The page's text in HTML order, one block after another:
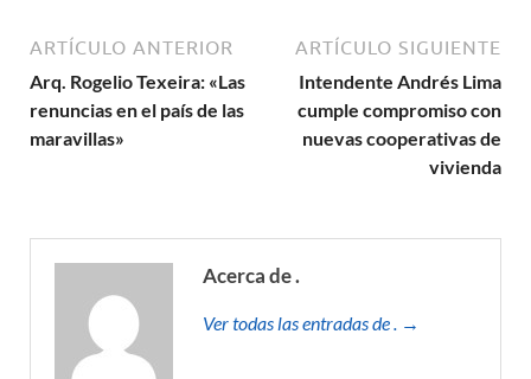
ARTÍCULO ANTERIOR
Arq. Rogelio Texeira: «Las
renuncias en el país de las
maravillas»
ARTÍCULO SIGUIENTE
Intendente Andrés Lima
cumple compromiso con
nuevas cooperativas de
vivienda
Acerca de .
Ver todas las entradas de . →